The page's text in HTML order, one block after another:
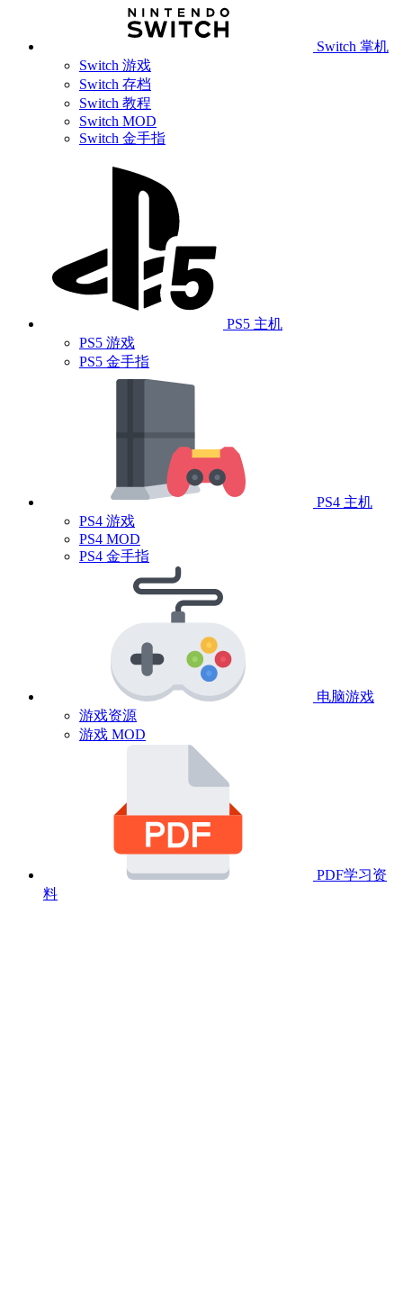
Switch 掌机
Switch 游戏
Switch 存档
Switch 教程
Switch MOD
Switch 金手指
PS5 主机
PS5 游戏
PS5 金手指
PS4 主机
PS4 游戏
PS4 MOD
PS4 金手指
电脑游戏
游戏资源
游戏 MOD
PDF学习资
料